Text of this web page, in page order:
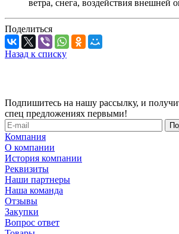
ветра, снега, воздействия внешней
Поделиться
Назад к списку
Подпишитесь на нашу рассылку, и
спец предложениях первыми!
Компания
О компании
История компании
Реквизиты
Наши партнеры
Наша команда
Отзывы
Закупки
Вопрос ответ